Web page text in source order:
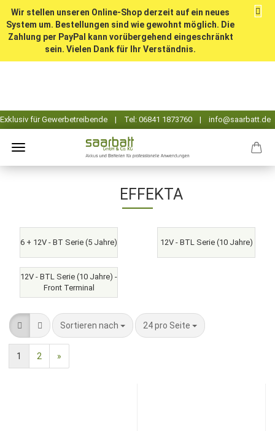
Wir stellen unseren Online-Shop derzeit auf ein neues
System um. Bestellungen sind wie gewohnt möglich. Die
Zahlung per PayPal kann vorübergehend eingeschränkt
sein. Vielen Dank für Ihr Verständnis.
EFFEKTA
6 + 12V - BT Serie (5 Jahre) 12V - BTL Serie (10 Jahre)
12V - BTL Serie (10 Jahre) -
Front Terminal
Sortieren nach
Sortieren nach 24 pro Seite
pro Seite
1 2 »